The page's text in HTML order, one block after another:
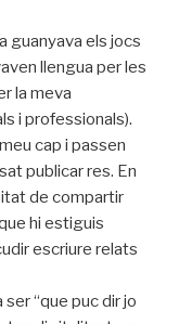
guanyava els jocs
llengua per les
la meva
i professionals).
cap i passen
publicar res. En
de compartir
hi estiguis
escriure relats
“que puc dir jo